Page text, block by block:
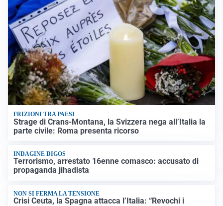
FRIZIONI TRA PAESI
Strage di Crans-Montana, la Svizzera nega all’Italia la
parte civile: Roma presenta ricorso
INDAGINE DIGOS
Terrorismo, arrestato 16enne comasco: accusato di
propaganda jihadista
NON SI FERMA LA TENSIONE
Crisi Ceuta, la Spagna attacca l’Italia: “Revochi i